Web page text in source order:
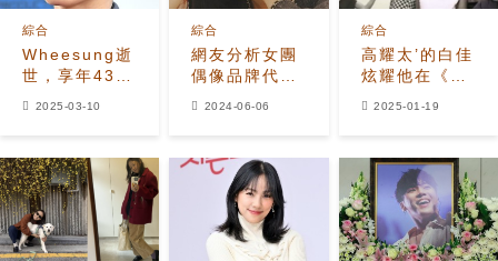
Wheesung逝
世，享年43
綜合
2025-03-10
網友分析女團
偶像品牌代言
綜合
2024-06-06
高耀太’的白佳
炫耀他在《兩
綜合
2025-01-19